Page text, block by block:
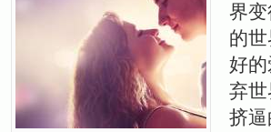
界
的
好
弃
挤